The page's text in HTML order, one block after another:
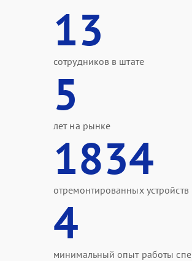
13
сотрудников в штате
5
лет на рынке
1834
отремонтированных устройств
4
минимальный опыт работы